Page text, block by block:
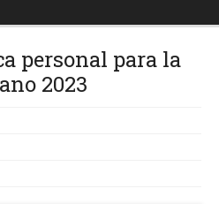
personal para la
2023